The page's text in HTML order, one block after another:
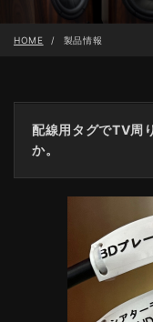
HOME 製品情報
配線用タグでTV周
か。